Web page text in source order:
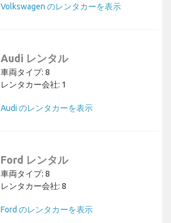
Volkswagen のレンタカーを表示
Audi レンタル
車両タイプ: 8
レンタカー会社: 1
Audi のレンタカーを表示
Ford レンタル
車両タイプ: 8
レンタカー会社: 8
Ford のレンタカーを表示